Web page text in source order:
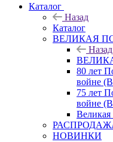
Каталог
Назад
Каталог
ВЕЛИКАЯ
Назад
80 лет
войне
75 лет
войне
Великая
НОВИНКИ